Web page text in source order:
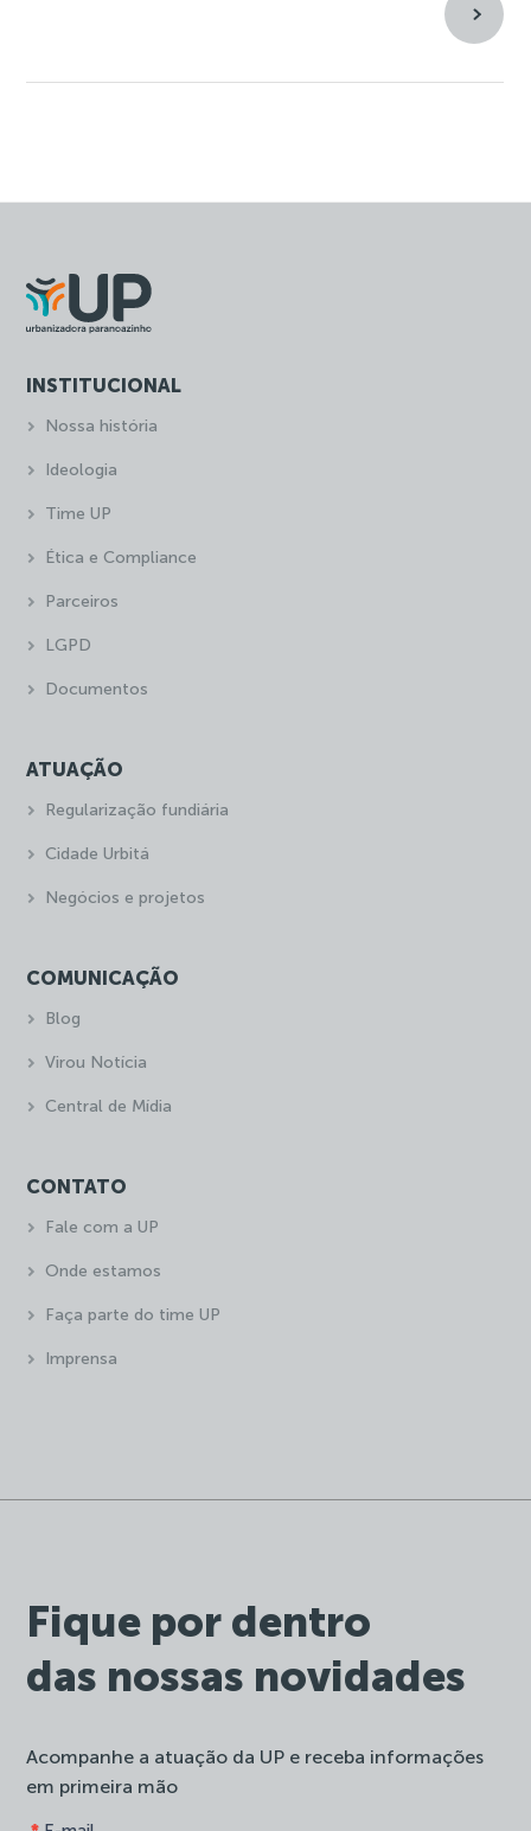
Fique por dentro
das nossas novidades
Acompanhe a atuação da UP e receba informações
em primeira mão
INSTITUCIONAL
Nossa história
Ideologia
Time UP
Ética e Compliance
Parceiros
LGPD
Documentos
ATUAÇÃO
Regularização fundiária
Cidade Urbitá
Negócios e projetos
COMUNICAÇÃO
Blog
Virou Notícia
Central de Mídia
CONTATO
Fale com a UP
Onde estamos
Faça parte do time UP
Imprensa